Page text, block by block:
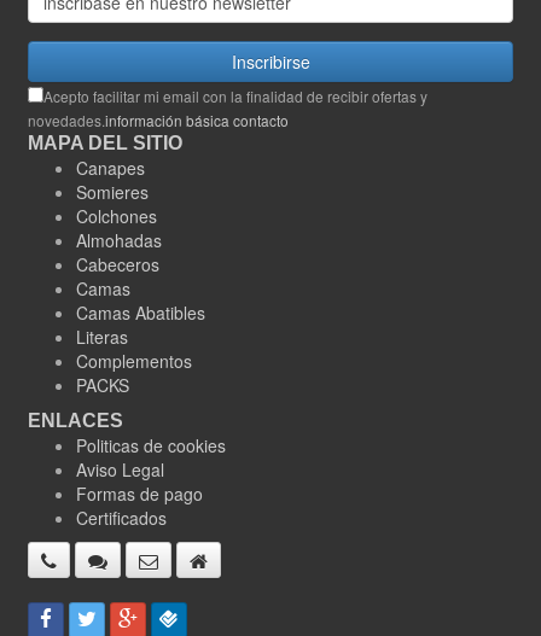
Inscribirse
Acepto facilitar mi email con la finalidad de recibir ofertas y
novedades.información básica contacto
MAPA DEL SITIO
Canapes
Somieres
Colchones
Almohadas
Cabeceros
Camas
Camas Abatibles
Literas
Complementos
PACKS
ENLACES
Politicas de cookies
Aviso Legal
Formas de pago
Certificados